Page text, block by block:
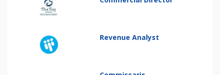
Revenue Analyst